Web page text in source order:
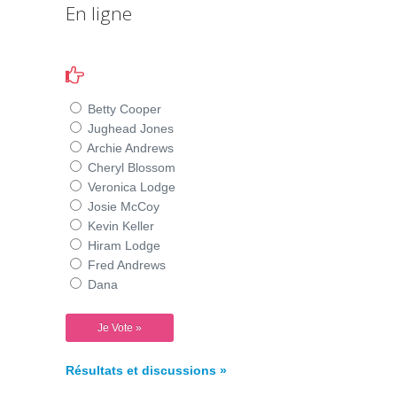
En ligne
Betty Cooper
Jughead Jones
Archie Andrews
Cheryl Blossom
Veronica Lodge
Josie McCoy
Kevin Keller
Hiram Lodge
Fred Andrews
Dana
Résultats et discussions »